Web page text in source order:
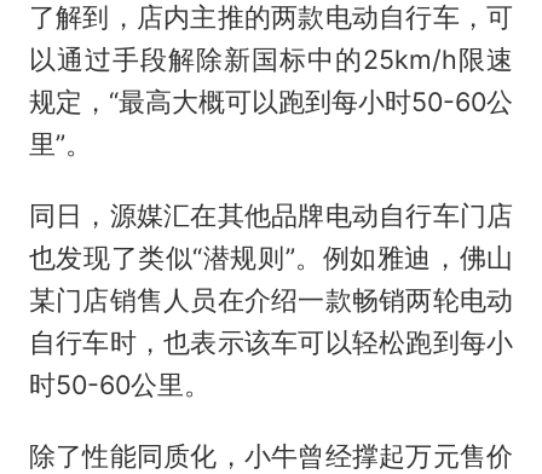
了解到，店内主推的两款电动自行车，可
以通过手段解除新国标中的25km/h限速
规定，“最高大概可以跑到每小时50-60公
里”。
同日，源媒汇在其他品牌电动自行车门店
也发现了类似“潜规则”。例如雅迪，佛山
某门店销售人员在介绍一款畅销两轮电动
自行车时，也表示该车可以轻松跑到每小
时50-60公里。
除了性能同质化，小牛曾经撑起万元售价